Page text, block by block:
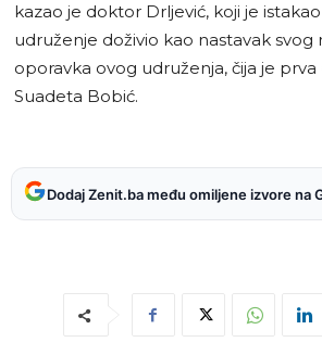
kazao je doktor Drljević, koji je
udruženje doživio kao nastavak
oporavka ovog udruženja, čija je
Suadeta Bobić.
Dodaj Zenit.ba među omiljene izvore na